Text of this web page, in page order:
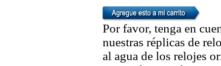
Por favor, tenga en
nuestras réplicas de
al agua de los relojes